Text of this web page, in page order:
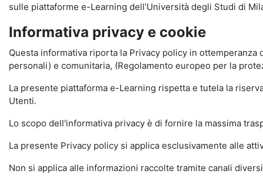
sulle piattaforme e-Learning dell’Università degli Studi di
Informativa privacy e cookie
Questa informativa riporta la Privacy policy in
personali) e comunitaria, (Regolamento europeo per la
La presente piattaforma e-Learning rispetta e tutela la
Utenti.
Lo scopo dell'informativa privacy è di fornire la massima
La presente Privacy policy si applica esclusivamente alle
Non si applica alle informazioni raccolte tramite canali